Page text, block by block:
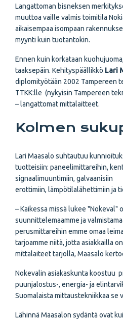
Langattoman bisneksen
muuttoa vaille valmis toimitila
aikaisempaa isompaan
myynti kuin tuotantokin.
Ennen kuin korkataan
taaksepäin. Kehityspäällikkö Lari
diplomityötään 2002 Tampereen
TTKK:lle (nykyisin Tampereen
– langattomat mittalaitteet.
Kolmen
Lari Maasalo suhtautuu
tuotteisiin: paneelimittareihin,
signaalimuuntimiin, galvaanisiin
erottimiin, lämpötilalähettimiin ja
– Kaikessa missä lukee "Nokeval"
suunnittelemaamme ja
perusmittareihin emme omaa
tarjoamme niitä, jotta asiakkailla
mittalaiteet tarjolla, Maasalo
Nokevalin asiakaskunta koostuu
puunjalostus-, energia- ja
Suomalaista mittaus­tekniikkaa se
Lähinnä Maasalon sydäntä ovat